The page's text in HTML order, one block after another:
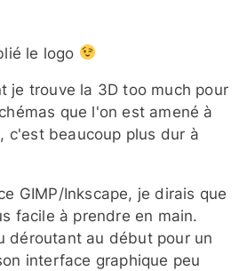
le logo
je trouve la 3D too much pour
que l'on est amené à
c'est beaucoup plus dur à
GIMP/​Inkscape, je dirais que
facile à prendre en main.
déroutant au début pour un
interface graphique peu